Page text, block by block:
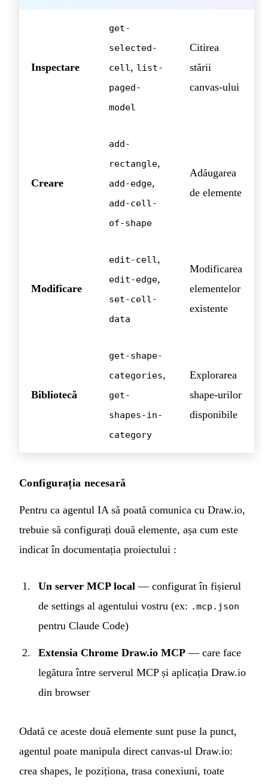
Inspectare
get-
selected-
cell , list-
paged-
model
Citirea
stării
canvas-ului
Creare
add-
rectangle,
add-edge,
add-cell-
of-shape
Adăugarea
de elemente
Modificare
edit-cell ,
edit-edge,
set-cell-
data
Modificarea
elementelor
existente
Bibliotecă
get-shape-
categories,
get-
shapes-in-
category
Explorarea
shape-urilor
disponibile
Configurația necesară
Pentru ca agentul IA să poată comunica cu Draw.io,
trebuie să configurați două elemente, așa cum este
indicat în documentația proiectului :
Un server MCP local — configurat în fișierul
de settings al agentului vostru (ex: .mcp.json
pentru Claude Code)
Extensia Chrome Draw.io MCP — care face
legătura între serverul MCP și aplicația Draw.io
din browser
Odată ce aceste două elemente sunt puse la punct,
agentul poate manipula direct canvas-ul Draw.io:
crea shapes, le poziționa, trasa conexiuni, toate